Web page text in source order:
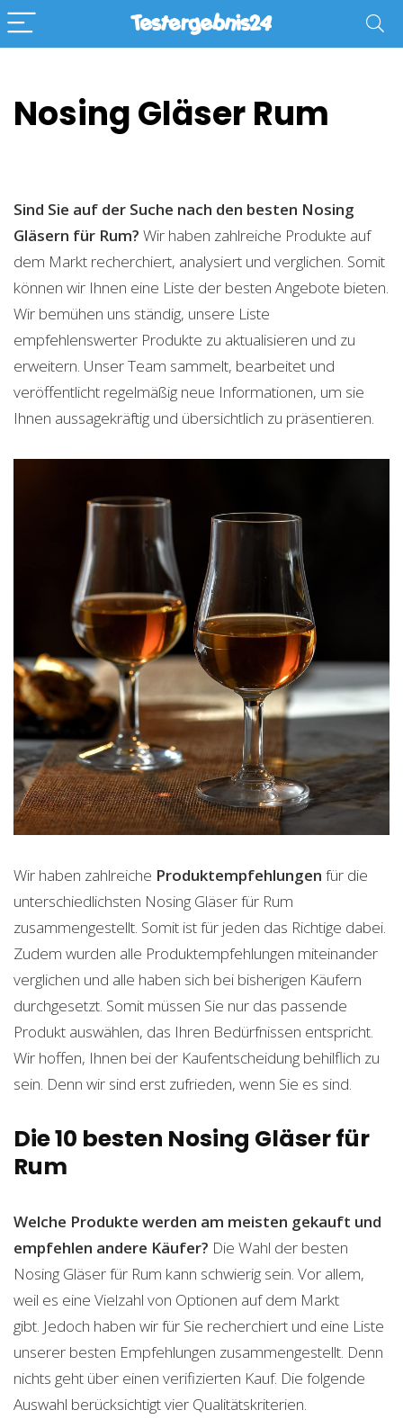
Nosing Gläser Rum
Sind Sie auf der Suche nach den besten Nosing
Gläsern für Rum? Wir haben zahlreiche Produkte auf
dem Markt recherchiert, analysiert und verglichen. Somit
können wir Ihnen eine Liste der besten Angebote bieten.
Wir bemühen uns ständig, unsere Liste
empfehlenswerter Produkte zu aktualisieren und zu
erweitern. Unser Team sammelt, bearbeitet und
veröffentlicht regelmäßig neue Informationen, um sie
Ihnen aussagekräftig und übersichtlich zu präsentieren.
Wir haben zahlreiche Produktempfehlungen für die
unterschiedlichsten Nosing Gläser für Rum
zusammengestellt. Somit ist für jeden das Richtige dabei.
Zudem wurden alle Produktempfehlungen miteinander
verglichen und alle haben sich bei bisherigen Käufern
durchgesetzt. Somit müssen Sie nur das passende
Produkt auswählen, das Ihren Bedürfnissen entspricht.
Wir hoffen, Ihnen bei der Kaufentscheidung behilflich zu
sein. Denn wir sind erst zufrieden, wenn Sie es sind.
Die 10 besten Nosing Gläser für
Rum
Welche Produkte werden am meisten gekauft und
empfehlen andere Käufer? Die Wahl der besten
Nosing Gläser für Rum kann schwierig sein. Vor allem,
weil es eine Vielzahl von Optionen auf dem Markt
gibt. Jedoch haben wir für Sie recherchiert und eine Liste
unserer besten Empfehlungen zusammengestellt. Denn
nichts geht über einen verifizierten Kauf. Die folgende
Auswahl berücksichtigt vier Qualitätskriterien.